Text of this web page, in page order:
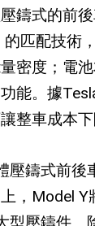
鑄式的前
的匹配技術
密度；電
能。據
整車成本
壓鑄式前後
， Model Y
型壓鑄件。